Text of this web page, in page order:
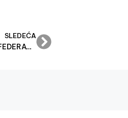
SLEDEĆA
IZABRANI NAJBOLJI MENTORI U FEDERACIJI BIH U 2018./2019. GODINI